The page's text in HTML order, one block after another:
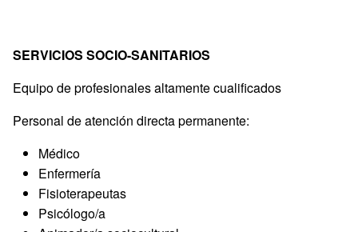
SERVICIOS SOCIO-SANITARIOS
Equipo de profesionales altamente cualificados
Personal de atención directa permanente:
Médico
Enfermería
Fisioterapeutas
Psicólogo/a